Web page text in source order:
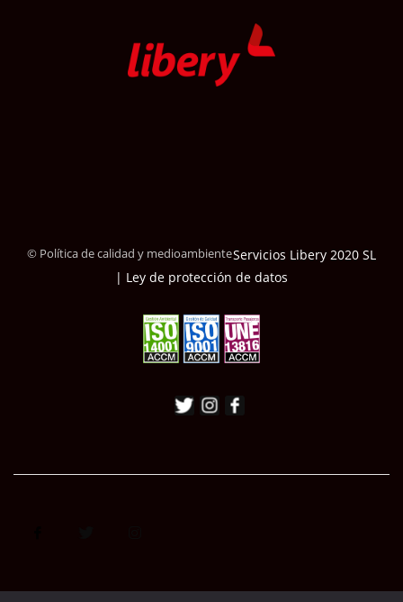
© Política de calidad y medioambienteServicios Libery 2020 SL
| Ley de protección de datos